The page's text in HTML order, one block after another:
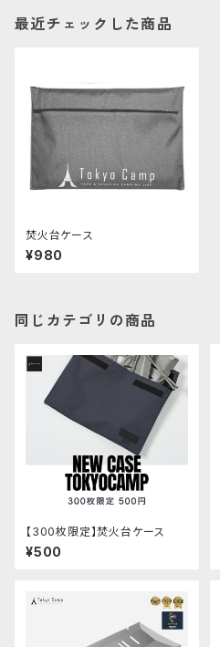
最近チェックした商品
焚火台ケース
¥980
同じカテゴリの商品
【300枚限定】焚火台ケース
¥500